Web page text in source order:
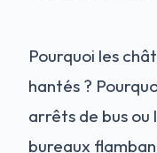
Pourquoi les
hantés ?
arrêts de bus ou
bureaux